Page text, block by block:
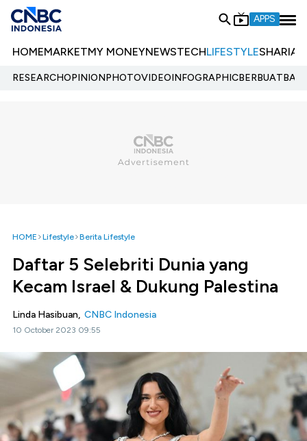
APPS
HOMEMARKETMY MONEYNEWSTECHLIFESTYLESHARIA
RESEARCHOPINIONPHOTOVIDEOINFOGRAPHIC
HOME Lifestyle Berita Lifestyle
Daftar 5 Selebriti Dunia yang
Kecam Israel & Dukung Palestina
Linda Hasibuan, CNBC Indonesia
10 October 2023 09:55